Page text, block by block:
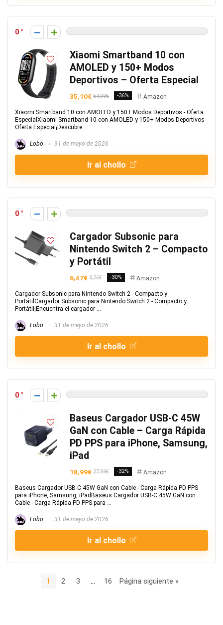
0
Xiaomi Smartband 10 con
AMOLED y 150+ Modos
Deportivos – Oferta Especial
35,10€ 54,99€ -36% Amazon
Xiaomi Smartband 10 con AMOLED y 150+ Modos Deportivos - Oferta
EspecialXiaomi Smartband 10 con AMOLED y 150+ Modos Deportivos -
Oferta Especial¡Descubre ...
Lobo 31 de mayo de 2026
Ir al chollo
0
Cargador Subsonic para
Nintendo Switch 2 – Compacto
y Portátil
6,47€ 9,26€ -30% Amazon
Cargador Subsonic para Nintendo Switch 2 - Compacto y
PortátilCargador Subsonic para Nintendo Switch 2 - Compacto y
Portátil¡Encuentra el cargador ...
Lobo 31 de mayo de 2026
Ir al chollo
0
Baseus Cargador USB-C 45W
GaN con Cable – Carga Rápida
PD PPS para iPhone, Samsung,
iPad
18,99€ 27,99€ -32% Amazon
Baseus Cargador USB-C 45W GaN con Cable - Carga Rápida PD PPS
para iPhone, Samsung, iPadBaseus Cargador USB-C 45W GaN con
Cable - Carga Rápida PD PPS para ...
Lobo 31 de mayo de 2026
Ir al chollo
1 2 3 16 Página siguiente »